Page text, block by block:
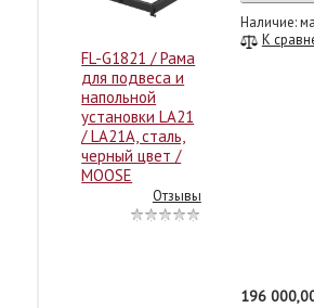
Наличие:
К
FL-G1821 / Рама
для подвеса и
напольной
установки LA21
/ LA21A, сталь,
черный цвет /
MOOSE
Отзывы
196